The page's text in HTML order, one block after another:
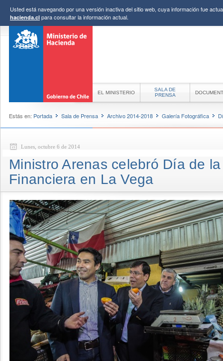
Usted está navegando por una versión inactiva del sitio web, cuya información fue
hacienda.cl para consultar la información actual.
EL MINISTERIO
SALA DE
PRENSA
Estás en: Portada Sala de Prensa Archivo 2014-2018 Galería Fotográfica
Lunes, octubre 6 de 2014
Ministro Arenas celebró Día de
Financiera en La Vega